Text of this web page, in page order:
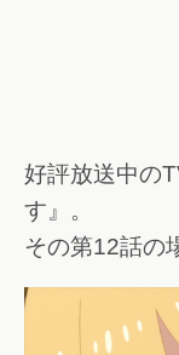
好評放送中の
す』。
その第12話の